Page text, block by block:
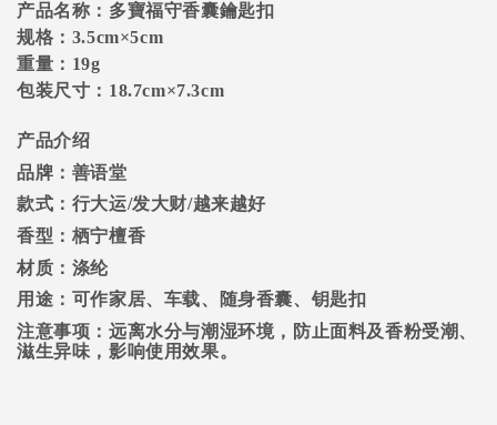
产品名称：多寶福守香囊鑰匙扣
规格：3.5cm×5cm
重量：19g
包装尺寸：18.7cm×7.3cm
产品介绍
品牌：善语堂
款式：行大运/发大财/越来越好
香型：栖宁檀香
材质：涤纶
用途：可作家居、车载、随身香囊、钥匙扣
注意事项：远离水分与潮湿环境，防止面料及香粉受潮、
滋生异味，影响使用效果。